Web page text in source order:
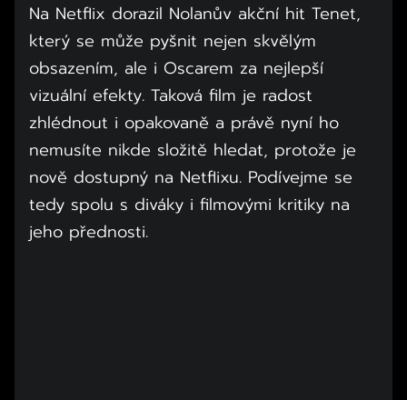
Na Netflix dorazil Nolanův akční hit Tenet,
který se může pyšnit nejen skvělým
obsazením, ale i Oscarem za nejlepší
vizuální efekty. Taková film je radost
zhlédnout i opakovaně a právě nyní ho
nemusíte nikde složitě hledat, protože je
nově dostupný na Netflixu. Podívejme se
tedy spolu s diváky i filmovými kritiky na
jeho přednosti.